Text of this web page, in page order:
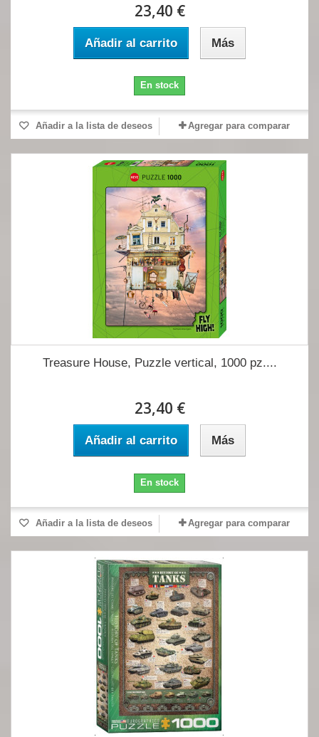
23,40 €
Añadir al carrito Más
En stock
Añadir a la lista de deseos Agregar para comparar
Treasure House, Puzzle vertical, 1000 pz....
23,40 €
Añadir al carrito Más
En stock
Añadir a la lista de deseos Agregar para comparar